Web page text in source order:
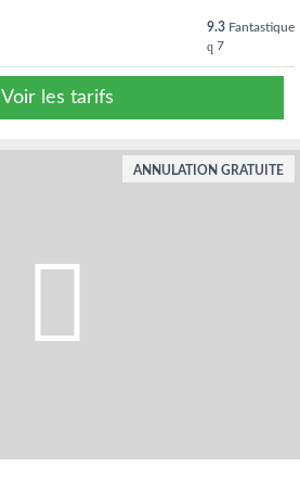
9.3 Fantastique
7
Voir les tarifs
ANNULATION GRATUITE